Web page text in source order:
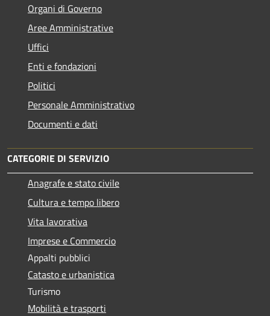
Organi di Governo
Aree Amministrative
Uffici
Enti e fondazioni
Politici
Personale Amministrativo
Documenti e dati
CATEGORIE DI SERVIZIO
Anagrafe e stato civile
Cultura e tempo libero
Vita lavorativa
Imprese e Commercio
Appalti pubblici
Catasto e urbanistica
Turismo
Mobilità e trasporti